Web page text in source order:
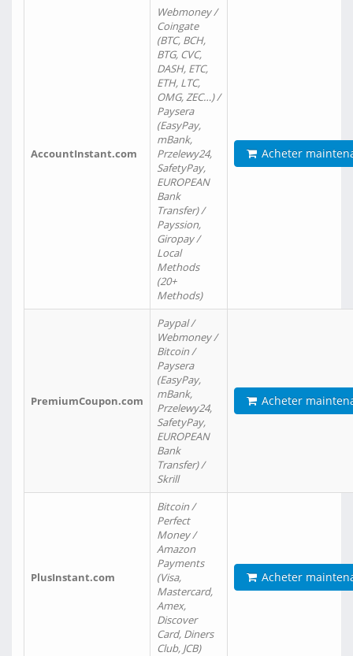
AccountInstant.com
Webmoney /
Coingate
(BTC, BCH,
BTG, CVC,
DASH, ETC,
ETH, LTC,
OMG, ZEC…) /
Paysera
(EasyPay,
mBank,
Przelewy24,
SafetyPay,
EUROPEAN
Bank
Transfer) /
Payssion,
Giropay /
Local
Methods
(20+
Methods)
Acheter
PremiumCoupon.com
Paypal /
Webmoney /
Bitcoin /
Paysera
(EasyPay,
mBank,
Przelewy24,
SafetyPay,
EUROPEAN
Bank
Transfer) /
Skrill
Acheter
PlusInstant.com
Bitcoin /
Perfect
Money /
Amazon
Payments
(Visa,
Mastercard,
Amex,
Discover
Card, Diners
Club, JCB)
Acheter